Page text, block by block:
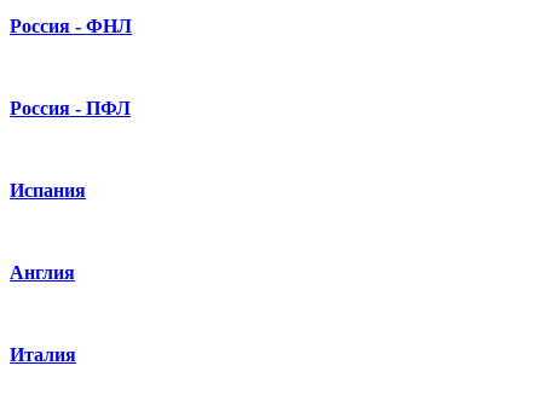
Россия - ФНЛ
Россия - ПФЛ
Испания
Англия
Италия